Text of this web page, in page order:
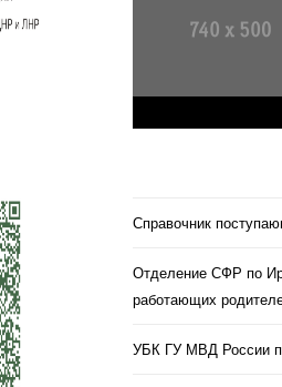
Справочник
Отделение СФР по
работающих
УБК ГУ МВД России